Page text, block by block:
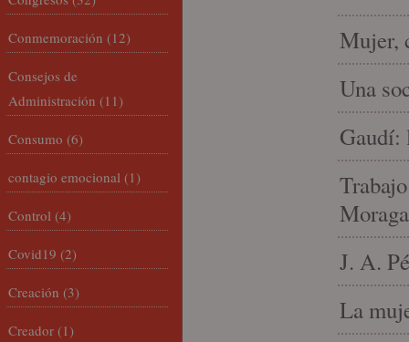
Mujer,
Una
Gaudí:
J. A.
La
Conmemoración (12)
Consejos de
Administración (11)
Consumo (6)
contagio emocional (1)
Control (4)
Covid19 (2)
Creación (3)
Creador (1)